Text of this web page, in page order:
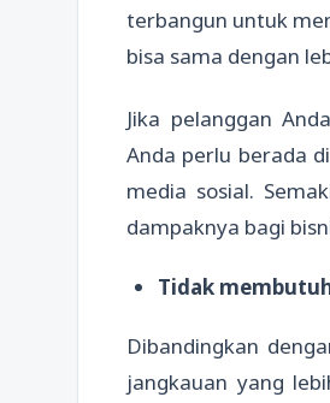
terbangun untuk
bisa sama dengan
Jika pelanggan
Anda perlu berada
media sosial.
dampaknya bagi
Tidak
Dibandingkan
jangkauan yang